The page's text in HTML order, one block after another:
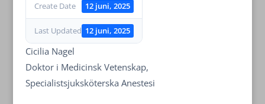
Create Date 12 juni, 2025
Last Updated 12 juni, 2025
Cicilia Nagel
Doktor i Medicinsk Vetenskap,
Specialistsjuksköterska Anestesi